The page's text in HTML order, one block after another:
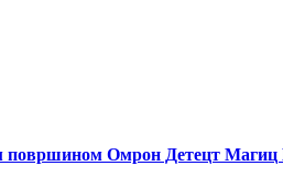
површином Омрон Детецт Магиц